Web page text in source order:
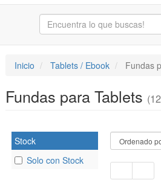
Inicio Tablets / Ebook Fundas
Fundas para Tablets
Stock
Solo con Stock